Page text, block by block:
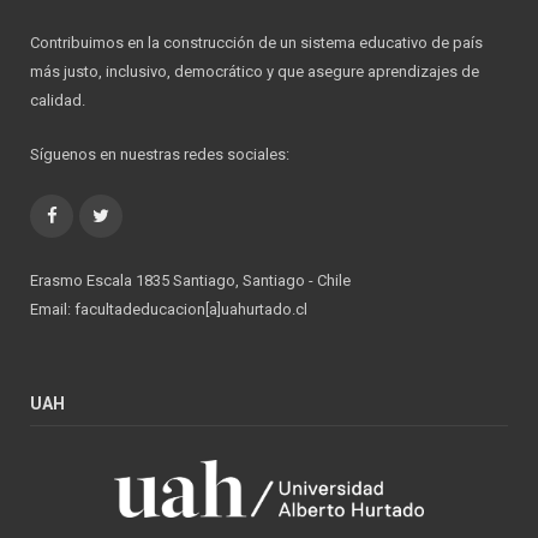
Contribuimos en la construcción de un sistema educativo de país
más justo, inclusivo, democrático y que asegure aprendizajes de
calidad.
Síguenos en nuestras redes sociales:
Facebook
Erasmo Escala 1835 Santiago, Santiago - Chile
Email: facultadeducacion[a]uahurtado.cl
UAH